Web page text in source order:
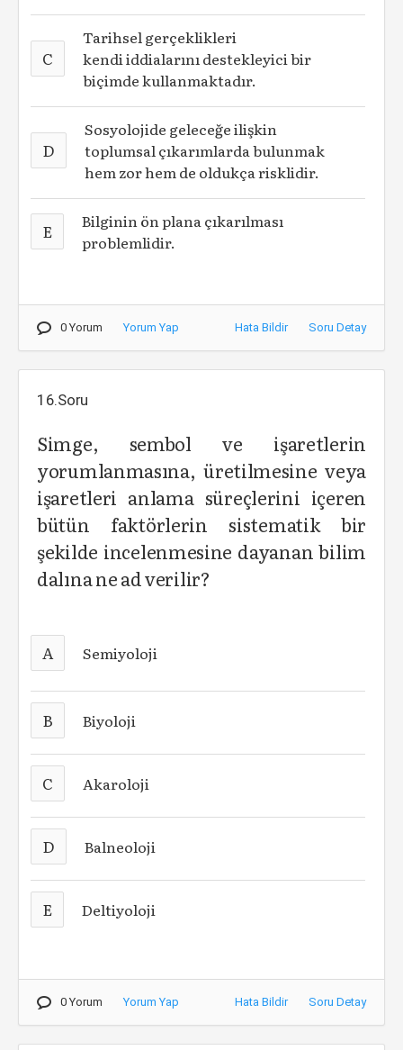
C
Tarihsel gerçeklikleri
kendi iddialarını destekleyici bir
biçimde kullanmaktadır.
D
Sosyolojide geleceğe ilişkin
toplumsal çıkarımlarda bulunmak
hem zor hem de oldukça risklidir.
E
Bilginin ön plana çıkarılması
problemlidir.
0 Yorum Yorum Yap Hata Bildir Soru Detay
16.Soru
Simge, sembol ve işaretlerin
yorumlanmasına, üretilmesine veya
işaretleri anlama süreçlerini içeren
bütün faktörlerin sistematik bir
şekilde incelenmesine dayanan bilim
dalına ne ad verilir?
A Semiyoloji
B Biyoloji
C Akaroloji
D Balneoloji
E Deltiyoloji
0 Yorum Yorum Yap Hata Bildir Soru Detay